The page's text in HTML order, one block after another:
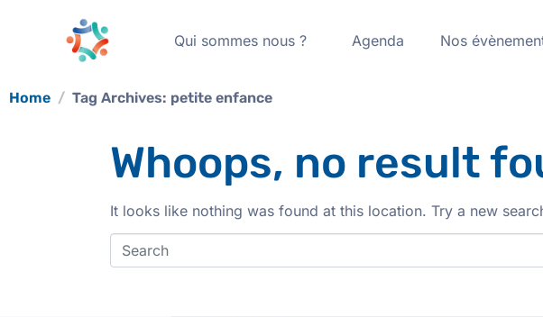
Qui sommes nous ? Agenda Nos
Home Tag Archives: petite enfance
Whoops, no result
It looks like nothing was found at this location. Try a new